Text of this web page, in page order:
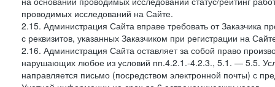
проводимых исследований на Сайте.
2.15. Администрация Сайта вправе требовать от Заказчика
с реквизитов, указанных Заказчиком при регистрации на
2.16. Администрация Сайта оставляет за собой право
нарушающих любое из условий пп.4.2.1.-4.2.3., 5.1. — 5.5.
направляется письмо (посредством электронной почты) с